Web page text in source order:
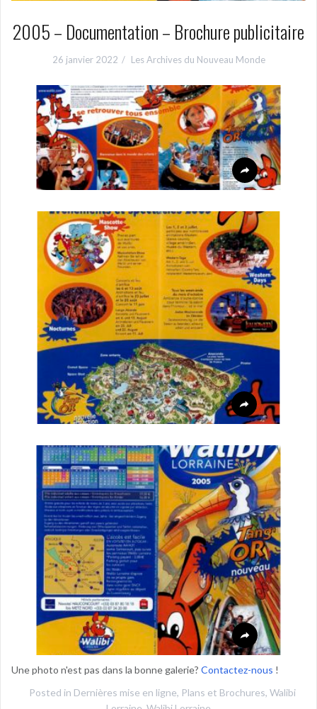
2005 – Documentation – Brochure publicitaire
26 janvier 2022 Les Archives du Nouveau Monde
Une photo n'est pas dans la bonne galerie? Contactez-nous !
Posted in Dernières mise en ligne, Plans et Brochures, Walibi